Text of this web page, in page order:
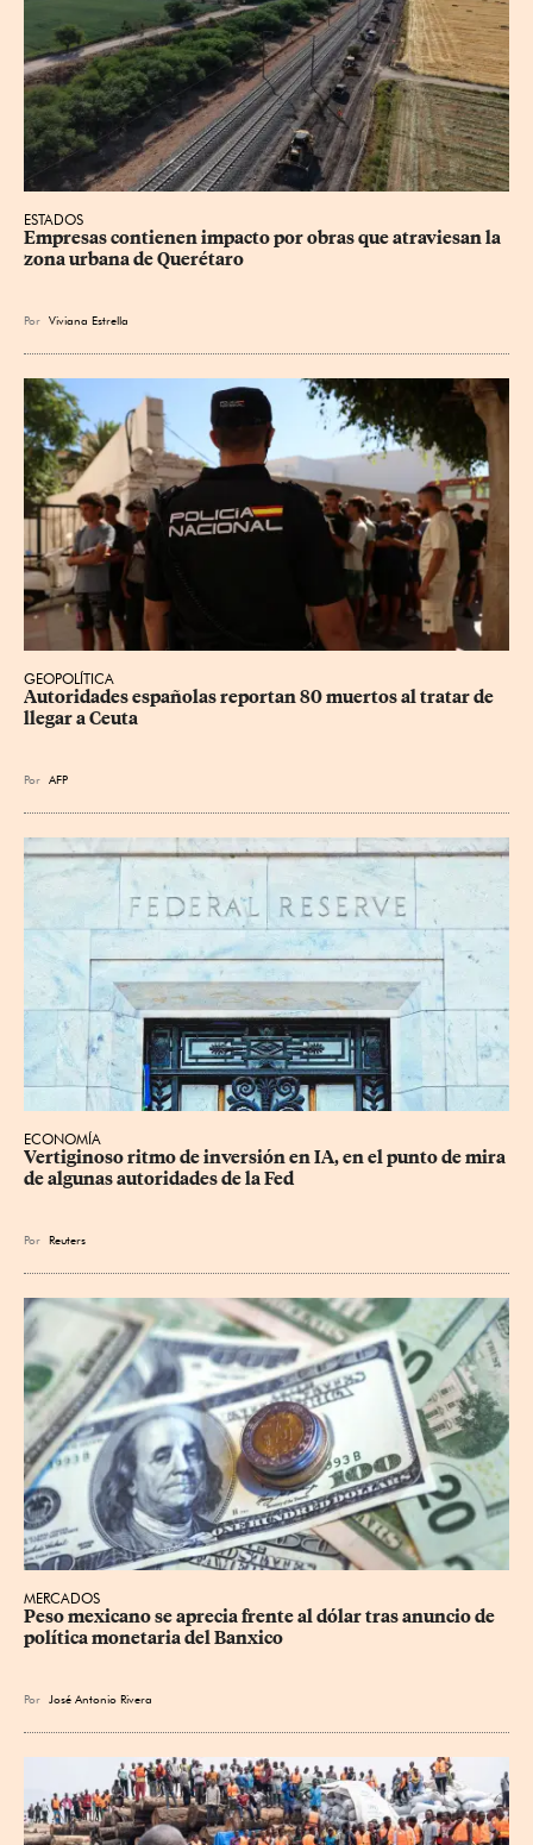
ESTADOS
Empresas contienen impacto por obras que atraviesan la
zona urbana de Querétaro
Por Viviana Estrella
GEOPOLÍTICA
Autoridades españolas reportan 80 muertos al tratar de
llegar a Ceuta
Por AFP
ECONOMÍA
Vertiginoso ritmo de inversión en IA, en el punto de mira
de algunas autoridades de la Fed
Por Reuters
MERCADOS
Peso mexicano se aprecia frente al dólar tras anuncio de
política monetaria del Banxico
Por José Antonio Rivera